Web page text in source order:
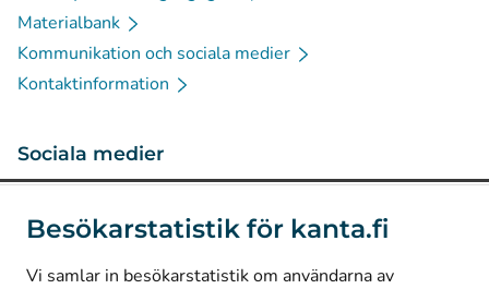
Besökarstatistik för kanta.fi
Vi samlar in besökarstatistik om användarna av
Materialbank
Kommunikation och sociala medier
Kontaktinformation
Sociala medier
LinkedIn(Avautuu uuteen välilehteen)
Facebook
Avautuu uuteen välilehteen)